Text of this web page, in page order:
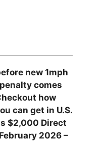
new 1mph
comes
how
can get in U.S.
$2,000 Direct
2026 –